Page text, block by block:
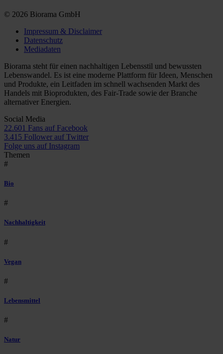
© 2026 Biorama GmbH
Impressum & Disclaimer
Datenschutz
Mediadaten
Biorama steht für einen nachhaltigen Lebensstil und bewussten
Lebenswandel. Es ist eine moderne Plattform für Ideen, Menschen
und Produkte, ein Leitfaden im schnell wachsenden Markt des
Handels mit Bioprodukten, des Fair-Trade sowie der Branche
alternativer Energien.
Social Media
22.601 Fans auf Facebook
3.415 Follower auf Twitter
Folge uns auf Instagram
Themen
#
Bio
#
Nachhaltigkeit
#
Vegan
#
Lebensmittel
#
Natur